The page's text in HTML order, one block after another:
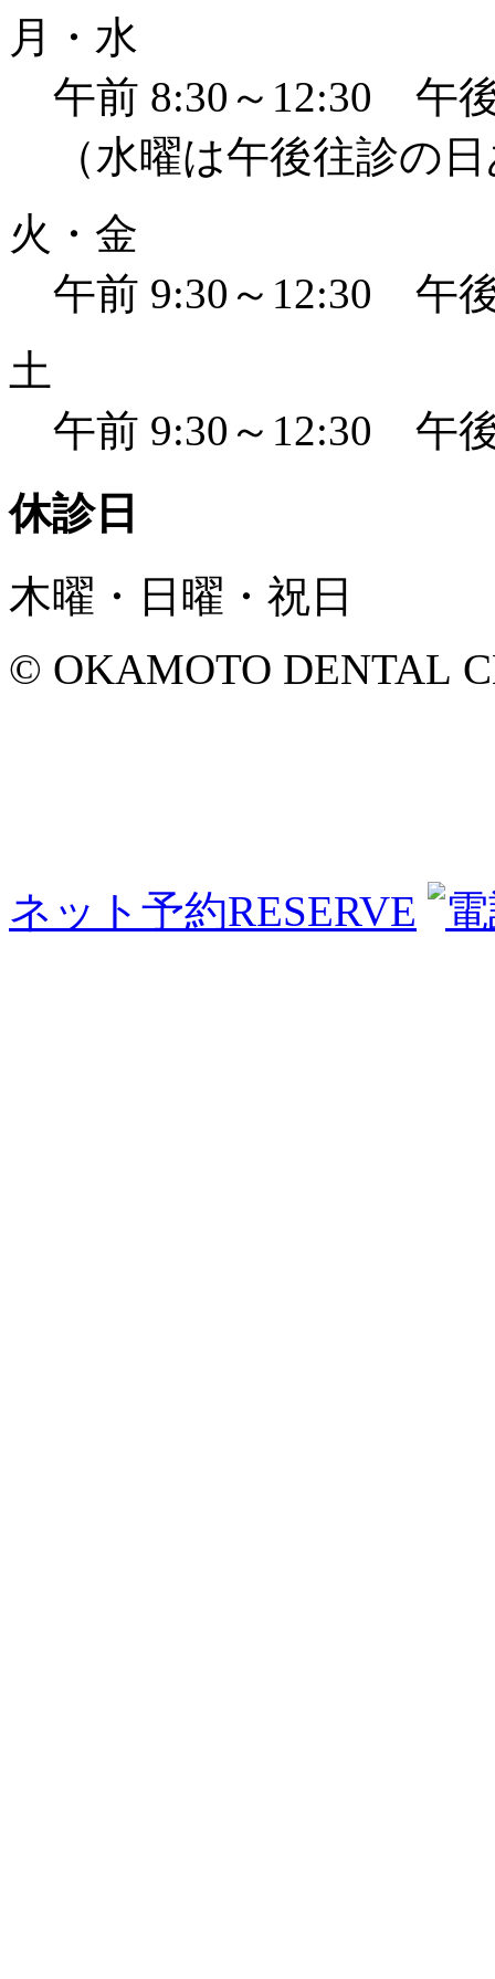
月・水
午前 8:30～12:30 午
（水曜は午後往診の
火・金
午前 9:30～12:30 午
土
午前 9:30～12:30 午
休診日
木曜・日曜・祝日
© OKAMOTO DENTAL
ネット予約RESERVE